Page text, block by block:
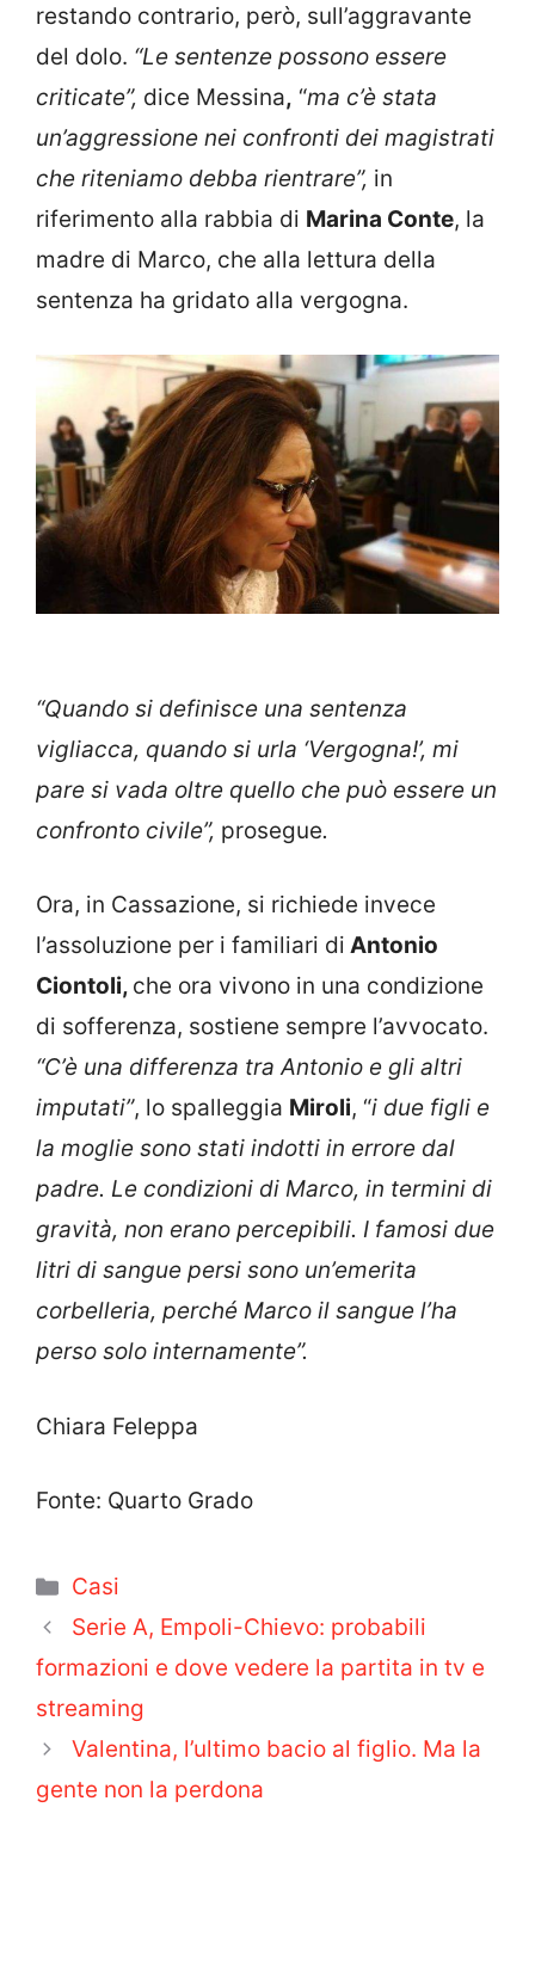
restando contrario, però, sull’aggravante
del dolo. “Le sentenze possono essere
criticate”, dice Messina, “ma c’è stata
un’aggressione nei confronti dei magistrati
che riteniamo debba rientrare”, in
riferimento alla rabbia di Marina Conte, la
madre di Marco, che alla lettura della
sentenza ha gridato alla vergogna.
“Quando si definisce una sentenza
vigliacca, quando si urla ‘Vergogna!’, mi
pare si vada oltre quello che può essere un
confronto civile”, prosegue.
Ora, in Cassazione, si richiede invece
l’assoluzione per i familiari di Antonio
Ciontoli, che ora vivono in una condizione
di sofferenza, sostiene sempre l’avvocato.
“C’è una differenza tra Antonio e gli altri
imputati”, lo spalleggia Miroli, “i due figli e
la moglie sono stati indotti in errore dal
padre. Le condizioni di Marco, in termini di
gravità, non erano percepibili. I famosi due
litri di sangue persi sono un’emerita
corbelleria, perché Marco il sangue l’ha
perso solo internamente”.
Chiara Feleppa
Fonte: Quarto Grado
Categorie
Casi
Serie A, Empoli-Chievo: probabili
formazioni e dove vedere la partita in tv e
streaming
Valentina, l’ultimo bacio al figlio. Ma la
gente non la perdona